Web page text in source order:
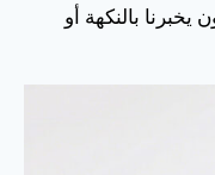
بالنكهة أو